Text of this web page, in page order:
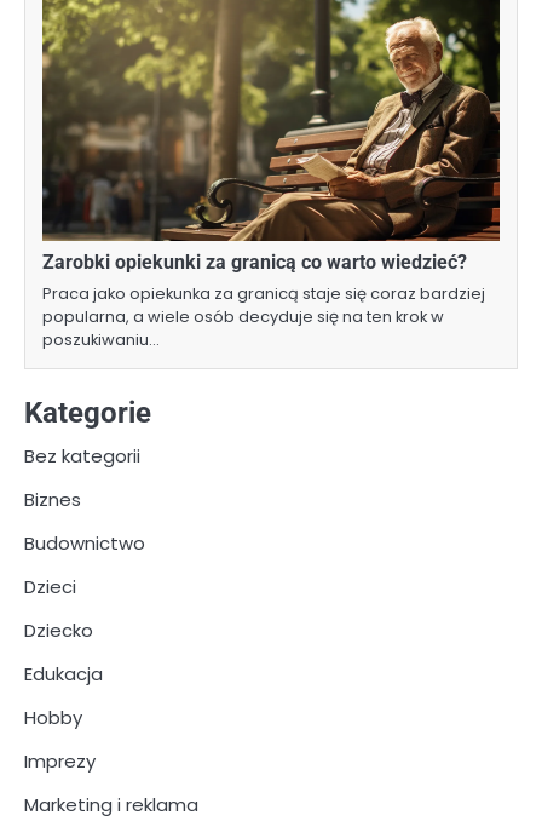
Zarobki opiekunki za granicą co warto wiedzieć?
Praca jako opiekunka za granicą staje się coraz bardziej
popularna, a wiele osób decyduje się na ten krok w
poszukiwaniu…
Kategorie
Bez kategorii
Biznes
Budownictwo
Dzieci
Dziecko
Edukacja
Hobby
Imprezy
Marketing i reklama